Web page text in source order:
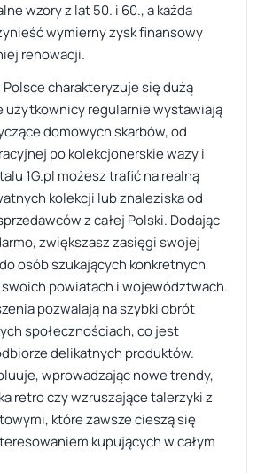
wzory z lat 50. i 60., a każda
wymierny zysk finansowy
renowacji.
Polsce charakteryzuje się dużą
użytkownicy regularnie wystawiają
domowych skarbów, od
po kolekcjonerskie wazy i
1G.pl możesz trafić na realną
kolekcji lub znaleziska od
z całej Polski. Dodając
zwiększasz zasięgi swojej
osób szukających konkretnych
powiatach i województwach.
pozwalają na szybki obrót
społecznościach, co jest
delikatnych produktów.
wprowadzając nowe trendy,
retro czy wzruszające talerzyki z
które zawsze cieszą się
kupujących w całym